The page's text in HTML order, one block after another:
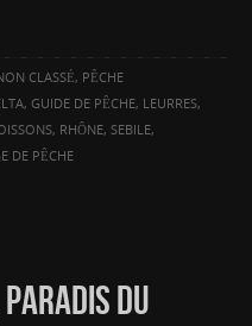
CLASSÉ, PÊCHE
, GUIDE DE PÊCHE, LEURRES,
, RHÔNE, SEBILE,
DE PÊCHE
DU